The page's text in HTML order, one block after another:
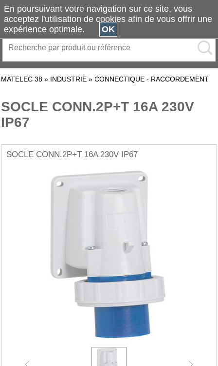
MATELEC 38 » INDUSTRIE » CONNECTIQUE - RACCORDEMENT
SOCLE CONN.2P+T 16A 230V
IP67
SOCLE CONN.2P+T 16A 230V IP67
En poursuivant votre navigation sur ce site, vous
acceptez l'utilisation de cookies afin de vous offrir une
expérience optimale.
OK